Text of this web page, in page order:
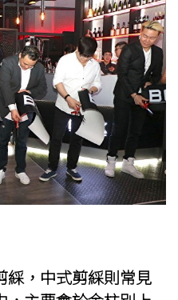
綵，中式剪綵則常見